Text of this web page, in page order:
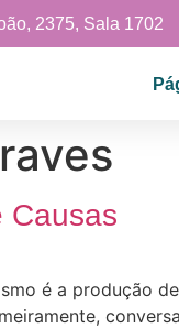
2375, Sala 1702
Causas
é a produção